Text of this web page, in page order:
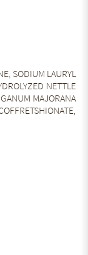
SODIUM LAURYL
NETTLE
MAJORANA